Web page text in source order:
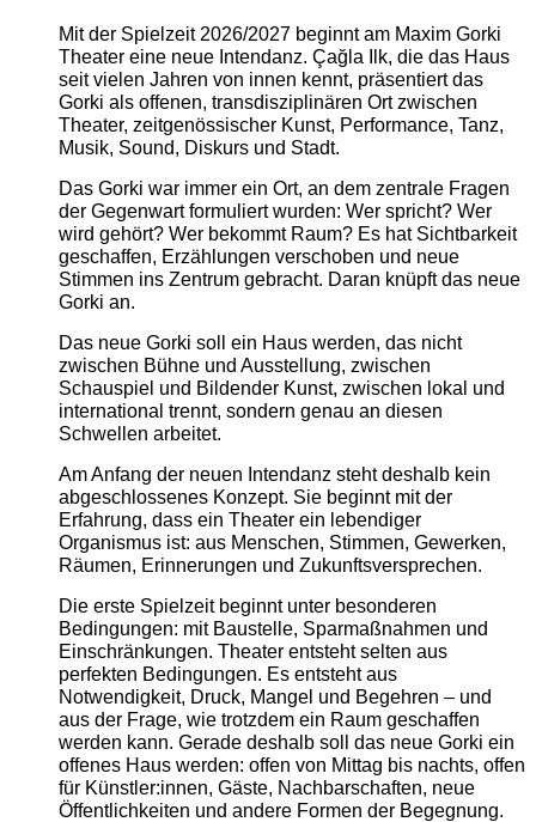
Mit der Spielzeit 2026/2027 beginnt am Maxim Gorki
Theater eine neue Intendanz. Çağla Ilk, die das Haus
seit vielen Jahren von innen kennt, präsentiert das
Gorki als offenen, transdisziplinären Ort zwischen
Theater, zeitgenössischer Kunst, Performance, Tanz,
Musik, Sound, Diskurs und Stadt.
Das Gorki war immer ein Ort, an dem zentrale Fragen
der Gegenwart formuliert wurden: Wer spricht? Wer
wird gehört? Wer bekommt Raum? Es hat Sichtbarkeit
geschaffen, Erzählungen verschoben und neue
Stimmen ins Zentrum gebracht. Daran knüpft das neue
Gorki an.
Das neue Gorki soll ein Haus werden, das nicht
zwischen Bühne und Ausstellung, zwischen
Schauspiel und Bildender Kunst, zwischen lokal und
international trennt, sondern genau an diesen
Schwellen arbeitet.
Am Anfang der neuen Intendanz steht deshalb kein
abgeschlossenes Konzept. Sie beginnt mit der
Erfahrung, dass ein Theater ein lebendiger
Organismus ist: aus Menschen, Stimmen, Gewerken,
Räumen, Erinnerungen und Zukunftsversprechen.
Die erste Spielzeit beginnt unter besonderen
Bedingungen: mit Baustelle, Sparmaßnahmen und
Einschränkungen. Theater entsteht selten aus
perfekten Bedingungen. Es entsteht aus
Notwendigkeit, Druck, Mangel und Begehren – und
aus der Frage, wie trotzdem ein Raum geschaffen
werden kann. Gerade deshalb soll das neue Gorki ein
offenes Haus werden: offen von Mittag bis nachts, offen
für Künstler:innen, Gäste, Nachbarschaften, neue
Öffentlichkeiten und andere Formen der Begegnung.